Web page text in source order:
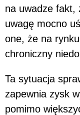
na uwadze fakt,
uwagę mocno
one, że na
chroniczny
Ta sytuacja
zapewnia zysk
pomimo